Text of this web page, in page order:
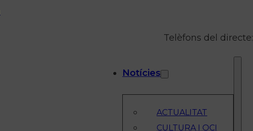
Telèfons del directe:
Notícies
ACTUALITAT
CULTURA I OCI